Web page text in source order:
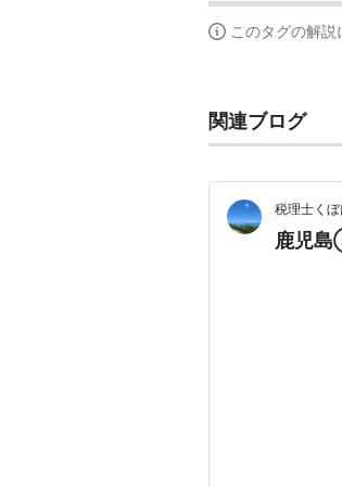
このタグの解説
関連ブログ
税理士く
鹿児島